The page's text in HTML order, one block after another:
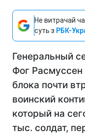
Не витрачай
суть з РБК-
Генеральный
Фог Расмуссен
блока почти
воинский
который на
тыс. солдат,